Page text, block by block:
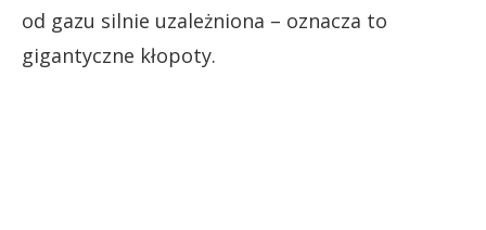
od gazu silnie uzależniona – oznacza to
gigantyczne kłopoty.